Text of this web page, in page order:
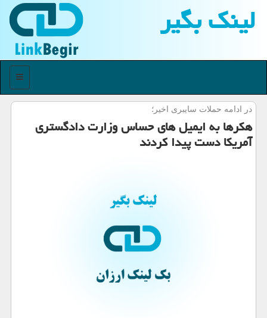
لینك بگیر
منو
در ادامه حملات سایبری اخیر؛
هكرها به ایمیل های حساس وزارت دادگستری
آمریكا دست پیدا كردند